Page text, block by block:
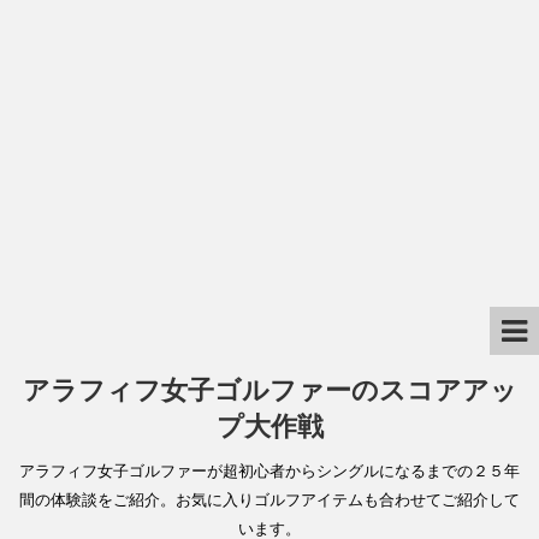
アラフィフ女子ゴルファーのスコアアッ
プ大作戦
アラフィフ女子ゴルファーが超初心者からシングルになるまでの２５年
間の体験談をご紹介。お気に入りゴルフアイテムも合わせてご紹介して
います。